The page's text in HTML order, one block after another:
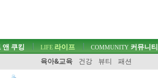
앤 쿠킹 LIFE 라이프
육아&교육
건강 뷰티 패션
COMMUNITY 커뮤니티